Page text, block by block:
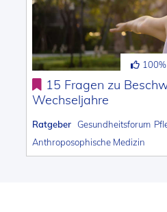
100%
15 Fragen zu
Wechseljahre
Ratgeber Gesundheitsforum
Anthroposophische Medizin